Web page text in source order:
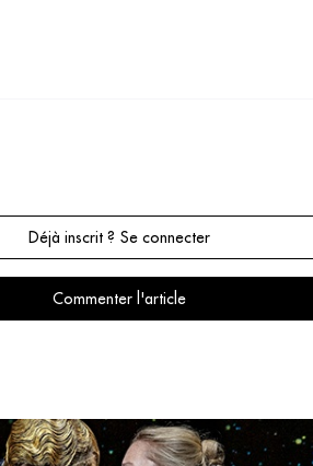
Déjà inscrit ? Se connecter
Commenter l'article